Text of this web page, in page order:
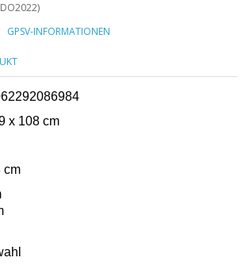
GPSV-INFORMATIONEN
x 108 cm
cm